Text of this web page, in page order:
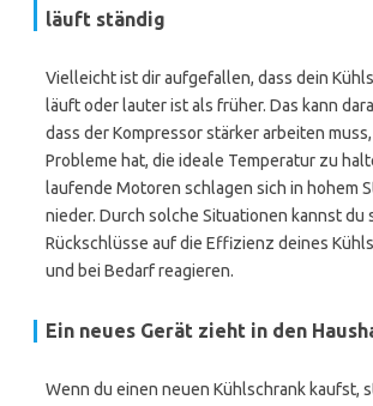
läuft ständig
Vielleicht ist dir aufgefallen, dass dein
läuft oder lauter ist als früher. Das kann
dass der Kompressor stärker arbeiten
Probleme hat, die ideale Temperatur zu
laufende Motoren schlagen sich in hohem
nieder. Durch solche Situationen kannst du
Rückschlüsse auf die Effizienz deines
und bei Bedarf reagieren.
Ein neues Gerät zieht in den
Wenn du einen neuen Kühlschrank kaufst,